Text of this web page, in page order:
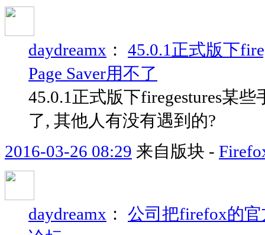
daydreamx ： 45.0.1正式版下
Page Saver用不了
45.0.1正式版下firegestures某些
了, 其他人有没有遇到的?
2016-03-26 08:29 来自版块 -
daydreamx ： 公司把firefox的